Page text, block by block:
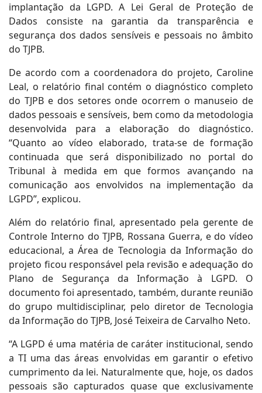
implantação da LGPD. A Lei Geral de Proteção de
Dados consiste na garantia da transparência e
segurança dos dados sensíveis e pessoais no âmbito
do TJPB.
De acordo com a coordenadora do projeto, Caroline
Leal, o relatório final contém o diagnóstico completo
do TJPB e dos setores onde ocorrem o manuseio de
dados pessoais e sensíveis, bem como da metodologia
desenvolvida para a elaboração do diagnóstico.
“Quanto ao vídeo elaborado, trata-se de formação
continuada que será disponibilizado no portal do
Tribunal à medida em que formos avançando na
comunicação aos envolvidos na implementação da
LGPD”, explicou.
Além do relatório final, apresentado pela gerente de
Controle Interno do TJPB, Rossana Guerra, e do vídeo
educacional, a Área de Tecnologia da Informação do
projeto ficou responsável pela revisão e adequação do
Plano de Segurança da Informação à LGPD. O
documento foi apresentado, também, durante reunião
do grupo multidisciplinar, pelo diretor de Tecnologia
da Informação do TJPB, José Teixeira de Carvalho Neto.
“A LGPD é uma matéria de caráter institucional, sendo
a TI uma das áreas envolvidas em garantir o efetivo
cumprimento da lei. Naturalmente que, hoje, os dados
pessoais são capturados quase que exclusivamente